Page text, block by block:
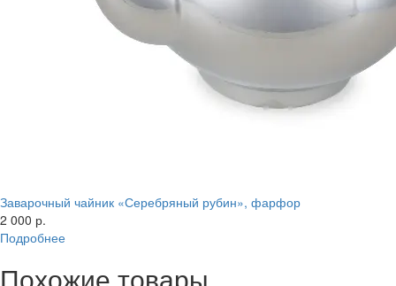
Заварочный чайник «Серебряный рубин», фарфор
2 000 р.
Подробнее
Похожие товары